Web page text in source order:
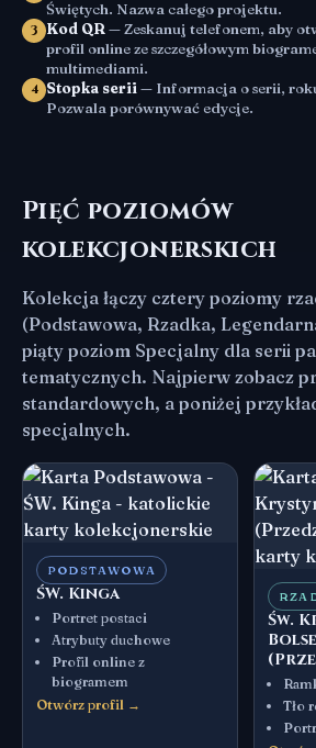
Świętych. Nazwa całego projektu.
3 Kod QR — Zeskanuj telefonem, aby
profil online ze szczegółowym
multimediami.
4 Stopka serii — Informacja o serii,
Pozwala porównywać edycje.
Pięć poziomów
kolekcjonerskich
Kolekcja łączy cztery poziomy
(Podstawowa, Rzadka,
piąty poziom Specjalny dla serii
tematycznych. Najpierw zobacz
standardowych, a poniżej
specjalnych.
PODSTAWOWA
ŚW. Kinga
Portret postaci
Atrybuty duchowe
Profil online z
biogramem
Otwórz profil →
Św.
Tło